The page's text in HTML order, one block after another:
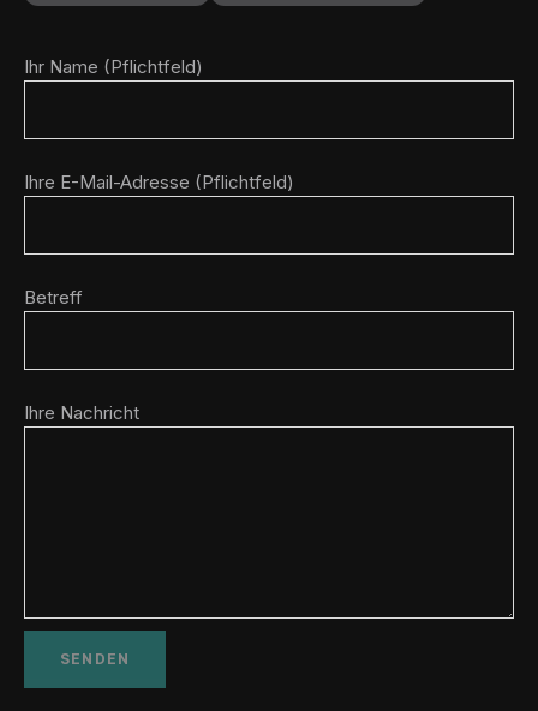
Ihr Name (Pflichtfeld)
Ihre E-Mail-Adresse (Pflichtfeld)
Betreff
Ihre Nachricht